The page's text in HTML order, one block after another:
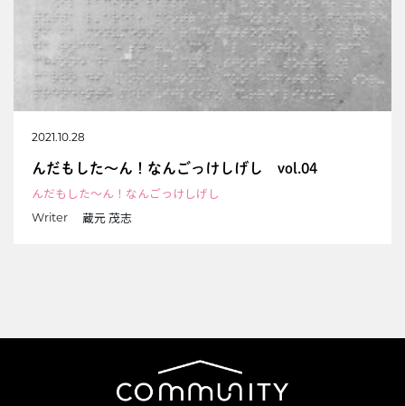
2021.10.28
んだもした〜ん！なんごっけしげし vol.04
んだもした～ん！なんごっけしげし
Writer 蔵元 茂志